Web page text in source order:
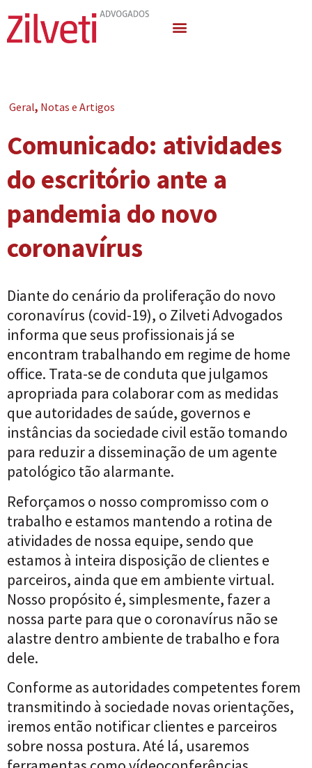
Geral, Notas e Artigos
Comunicado: atividades
do escritório ante a
pandemia do novo
coronavírus
Diante do cenário da proliferação do novo
coronavírus (covid-19), o Zilveti Advogados
informa que seus profissionais já se
encontram trabalhando em regime de home
office. Trata-se de conduta que julgamos
apropriada para colaborar com as medidas
que autoridades de saúde, governos e
instâncias da sociedade civil estão tomando
para reduzir a disseminação de um agente
patológico tão alarmante.
Reforçamos o nosso compromisso com o
trabalho e estamos mantendo a rotina de
atividades de nossa equipe, sendo que
estamos à inteira disposição de clientes e
parceiros, ainda que em ambiente virtual.
Nosso propósito é, simplesmente, fazer a
nossa parte para que o coronavírus não se
alastre dentro ambiente de trabalho e fora
dele.
Conforme as autoridades competentes forem
transmitindo à sociedade novas orientações,
iremos então notificar clientes e parceiros
sobre nossa postura. Até lá, usaremos